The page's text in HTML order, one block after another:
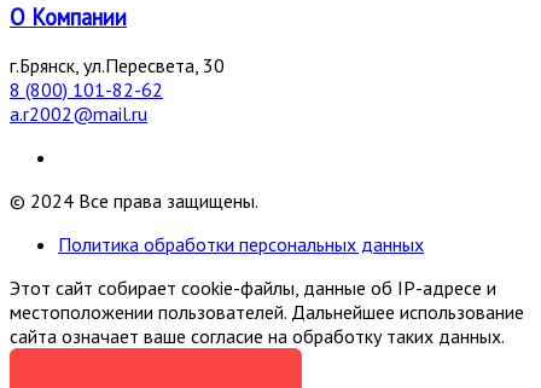
О Компании
г.Брянск, ул.Пересвета, 30
8 (800) 101-82-62
a.r2002@mail.ru
© 2024 Все права защищены.
Политика обработки персональных данных
Этот сайт собирает cookie-файлы, данные об IP-адресе и
местоположении пользователей. Дальнейшее использование
сайта означает ваше согласие на обработку таких данных.